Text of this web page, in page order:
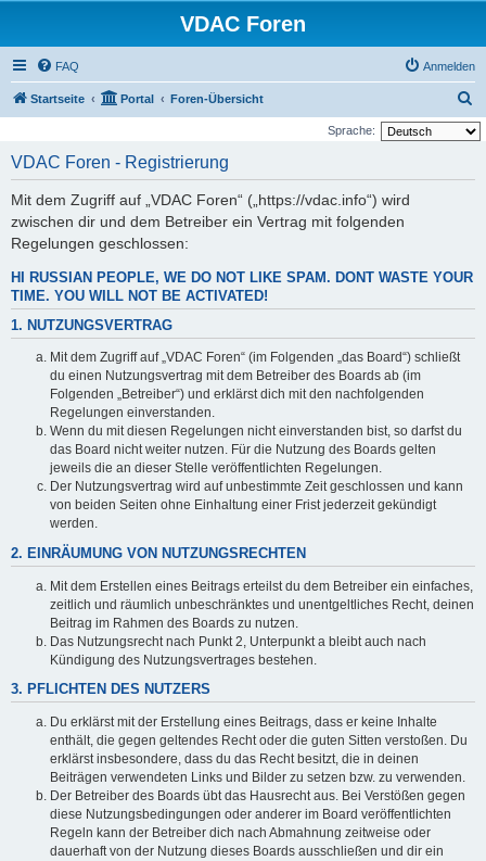
VDAC Foren
FAQ Anmelden
Startseite Portal Foren-Übersicht
u
Sprache:
VDAC Foren - Registrierung
Mit dem Zugriff auf „VDAC Foren“ („https://vdac.info“) wird
zwischen dir und dem Betreiber ein Vertrag mit folgenden
Regelungen geschlossen:
HI RUSSIAN PEOPLE, WE DO NOT LIKE SPAM. DONT WASTE YOUR
TIME. YOU WILL NOT BE ACTIVATED!
1. NUTZUNGSVERTRAG
Mit dem Zugriff auf „VDAC Foren“ (im Folgenden „das Board“) schließt
du einen Nutzungsvertrag mit dem Betreiber des Boards ab (im
Folgenden „Betreiber“) und erklärst dich mit den nachfolgenden
Regelungen einverstanden.
Wenn du mit diesen Regelungen nicht einverstanden bist, so darfst du
das Board nicht weiter nutzen. Für die Nutzung des Boards gelten
jeweils die an dieser Stelle veröffentlichten Regelungen.
Der Nutzungsvertrag wird auf unbestimmte Zeit geschlossen und kann
von beiden Seiten ohne Einhaltung einer Frist jederzeit gekündigt
werden.
2. EINRÄUMUNG VON NUTZUNGSRECHTEN
Mit dem Erstellen eines Beitrags erteilst du dem Betreiber ein einfaches,
zeitlich und räumlich unbeschränktes und unentgeltliches Recht, deinen
Beitrag im Rahmen des Boards zu nutzen.
Das Nutzungsrecht nach Punkt 2, Unterpunkt a bleibt auch nach
Kündigung des Nutzungsvertrages bestehen.
3. PFLICHTEN DES NUTZERS
Du erklärst mit der Erstellung eines Beitrags, dass er keine Inhalte
enthält, die gegen geltendes Recht oder die guten Sitten verstoßen. Du
erklärst insbesondere, dass du das Recht besitzt, die in deinen
Beiträgen verwendeten Links und Bilder zu setzen bzw. zu verwenden.
Der Betreiber des Boards übt das Hausrecht aus. Bei Verstößen gegen
diese Nutzungsbedingungen oder anderer im Board veröffentlichten
Regeln kann der Betreiber dich nach Abmahnung zeitweise oder
dauerhaft von der Nutzung dieses Boards ausschließen und dir ein